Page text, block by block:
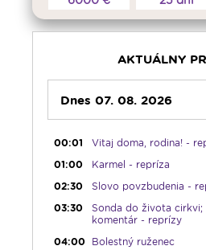
AKTUÁLNY
Dnes 07. 08. 2026
00:00 Predel do nového dňa
00:01
Vitaj doma, rodina! -
01:00
Karmel - repríza
02:30
Slovo povzbudenia -
03:30
Sonda do života cirkvi;
komentár - reprízy
04:00
Bolestný ruženec